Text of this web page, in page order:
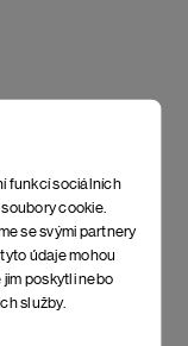
funkcí sociálních
cookie.
se svými partnery
údaje mohou
poskytli nebo
služby.